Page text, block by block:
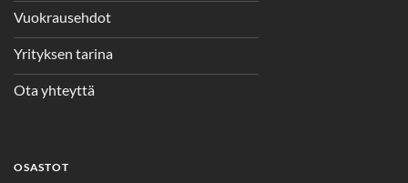
Vuokrausehdot
Yrityksen tarina
Ota yhteyttä
OSASTOT